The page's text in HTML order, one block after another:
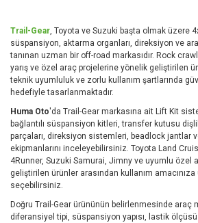
Trail-Gear , Toyota ve Suzuki başta olmak üzere
süspansiyon, aktarma organları, direksiyon ve
tanınan uzman bir off-road markasıdır. Rock
yarış ve özel araç projelerine yönelik geliştirilen
teknik uyumluluk ve zorlu kullanım şartlarında
hedefiyle tasarlanmaktadır.
Huma Oto'da Trail-Gear markasına ait Lift Kit
bağlantılı süspansiyon kitleri, transfer kutusu
parçaları, direksiyon sistemleri, beadlock jantlar
ekipmanlarını inceleyebilirsiniz. Toyota Land
4Runner, Suzuki Samurai, Jimny ve uyumlu özel
geliştirilen ürünler arasından kullanım
seçebilirsiniz.
Doğru Trail-Gear ürününün belirlenmesinde araç
diferansiyel tipi, süspansiyon yapısı, lastik ölçüsü